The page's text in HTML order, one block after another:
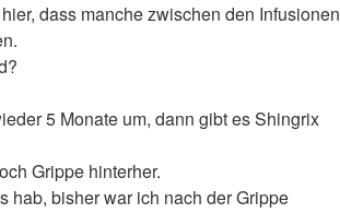
dass manche zwischen den Infusionen
5 Monate um, dann gibt es Shingrix
Grippe hinterher.
hab, bisher war ich nach der Grippe